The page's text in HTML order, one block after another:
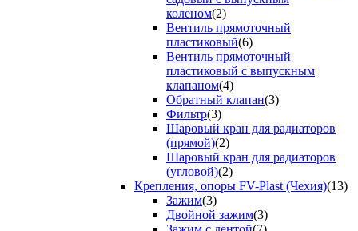
коленом(2)
Вентиль прямоточный
пластиковый(6)
Вентиль прямоточный
пластиковый с выпускным
клапаном(4)
Обратный клапан(3)
Фильтр(3)
Шаровый кран для радиаторов
(прямой)(2)
Шаровый кран для радиаторов
(угловой)(2)
Крепления, опоры FV-Plast (Чехия)(13)
Зажим(3)
Двойной зажим(3)